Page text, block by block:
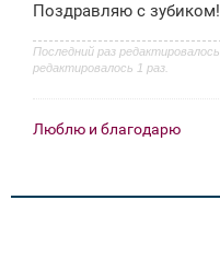
Поздравляю с зубиком!
Последний раз редактировалось
редактировалось 1 раз.
Люблю и благодарю